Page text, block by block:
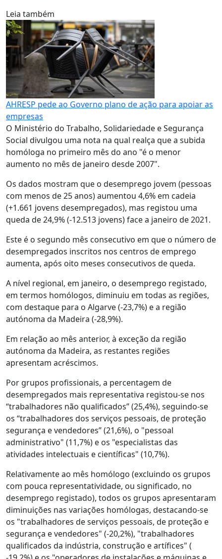
Leia também
AHRESP pede ao Governo plano de ação para apoiar as
empresas
O Ministério do Trabalho, Solidariedade e Segurança
Social divulgou uma nota na qual realça que a subida
homóloga no primeiro mês do ano "é o menor
aumento no mês de janeiro desde 2007".
Os dados mostram que o desemprego jovem (pessoas
com menos de 25 anos) aumentou 4,6% em cadeia
(+1.661 jovens desempregados), mas registou uma
queda de 24,9% (-12.513 jovens) face a janeiro de 2021.
Este é o segundo mês consecutivo em que o número de
desempregados inscritos nos centros de emprego
aumenta, após oito meses consecutivos de queda.
A nível regional, em janeiro, o desemprego registado,
em termos homólogos, diminuiu em todas as regiões,
com destaque para o Algarve (-23,7%) e a região
autónoma da Madeira (-28,9%).
Em relação ao mês anterior, à exceção da região
autónoma da Madeira, as restantes regiões
apresentam acréscimos.
Por grupos profissionais, a percentagem de
desempregados mais representativa registou-se nos
“trabalhadores não qualificados” (25,4%), seguindo-se
os “trabalhadores dos serviços pessoais, de proteção
segurança e vendedores” (21,6%), o "pessoal
administrativo" (11,7%) e os "especialistas das
atividades intelectuais e científicas" (10,7%).
Relativamente ao mês homólogo (excluindo os grupos
com pouca representatividade, ou significado, no
desemprego registado), todos os grupos apresentaram
diminuições nas variações homólogas, destacando-se
os "trabalhadores de serviços pessoais, de proteção e
segurança e vendedores" (-20,2%), "trabalhadores
qualificados da indústria, construção e artífices" (